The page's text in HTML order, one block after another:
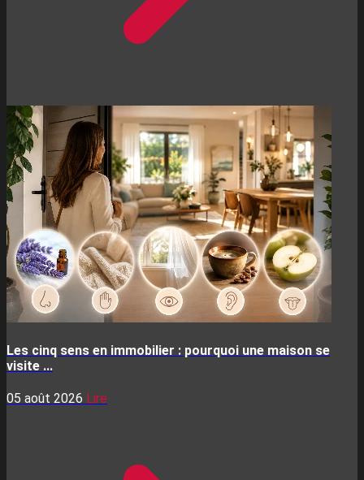
Les cinq sens en immobilier : pourquoi une maison se
visite ...
05 août 2026 Lire